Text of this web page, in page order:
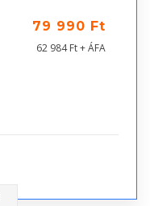
79 990 Ft
62 984 Ft + ÁFA